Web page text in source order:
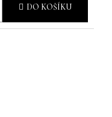
DO KOŠÍKU